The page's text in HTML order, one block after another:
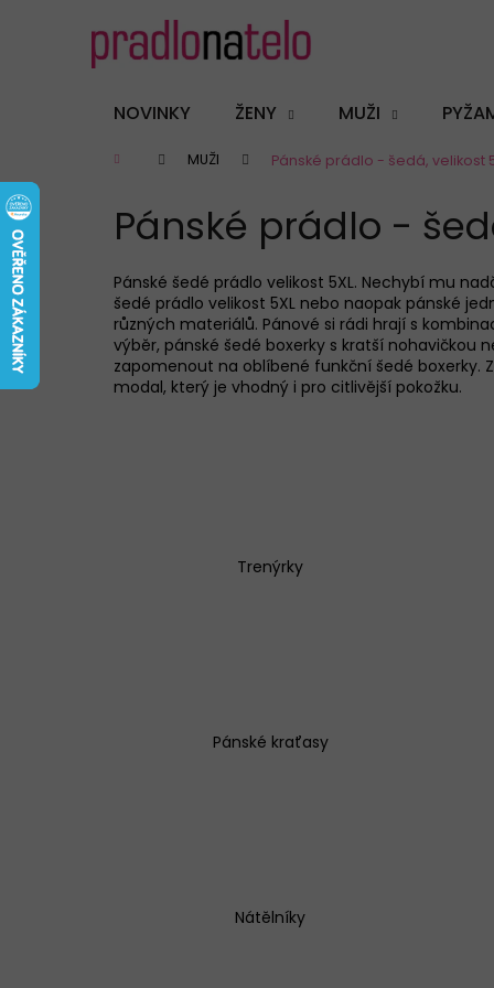
NOVINKY ŽENY MUŽI
Domů MUŽI Pánské prádlo - šedá, velikost
Pánské prádlo -
Pánské šedé prádlo velikost 5XL. Nechybí mu
šedé prádlo velikost 5XL nebo naopak pánské
různých materiálů. Pánové si rádi hrají s
výběr, pánské šedé boxerky s kratší nohavičkou
zapomenout na oblíbené funkční šedé boxerky.
modal, který je vhodný i pro citlivější pokožku.
Trenýrky
Pánské kraťasy
Nátělníky
Zpět
Zpět
BAVLNĚNÉ KALHOTKY LOVELYGIRL 1656